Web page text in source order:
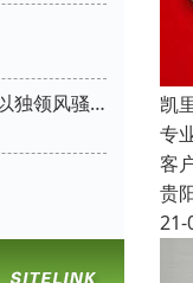
茅台与郎酒：同为酱香白酒，茅台何以独领风骚？
凯
专
客
贵
21-